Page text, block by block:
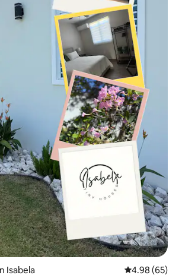
Isabela Calificación
4.98 (65)